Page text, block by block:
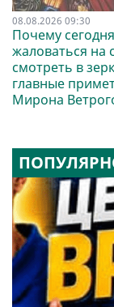
08.08.2026 09:30
Почему
жаловаться на
смотреть в
главные
Мирона